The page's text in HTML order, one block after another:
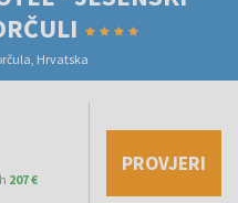
Hrvatska
207 €
PROVJERI